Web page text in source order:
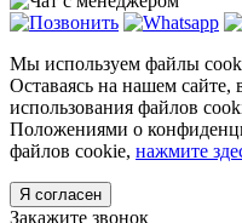
Мы используем файлы
Оставаясь на нашем сайте,
использования файлов
Положениями о
файлов cookie, нажмите
Я согласен
Закажите звонок